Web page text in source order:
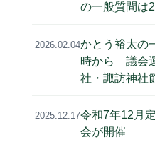
の一般質問は
2026.02.04かとう裕太の
時から 議会
社・諏訪神社
2025.12.17令和7年12月
会が開催